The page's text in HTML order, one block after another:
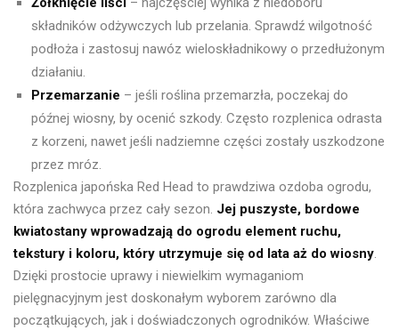
składników odżywczych lub przelania. Sprawdź wilgotność
podłoża i zastosuj nawóz wieloskładnikowy o przedłużonym
działaniu.
Przemarzanie – jeśli roślina przemarzła, poczekaj do
późnej wiosny, by ocenić szkody. Często rozplenica odrasta
z korzeni, nawet jeśli nadziemne części zostały uszkodzone
przez mróz.
Rozplenica japońska Red Head to prawdziwa ozdoba ogrodu,
która zachwyca przez cały sezon. Jej puszyste, bordowe
kwiatostany wprowadzają do ogrodu element ruchu,
tekstury i koloru, który utrzymuje się od lata aż do wiosny.
Dzięki prostocie uprawy i niewielkim wymaganiom
pielęgnacyjnym jest doskonałym wyborem zarówno dla
początkujących, jak i doświadczonych ogrodników. Właściwe